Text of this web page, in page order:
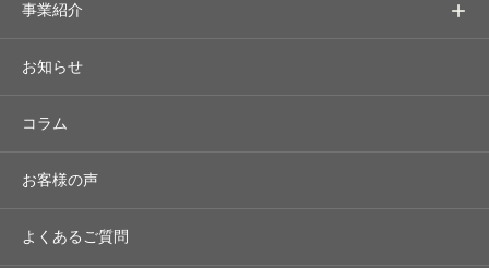
事業紹介
お知らせ
コラム
お客様の声
よくあるご質問